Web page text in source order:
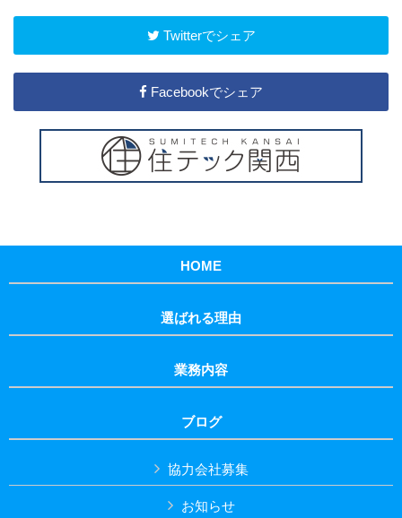
Twitterでシェア
Facebookでシェア
HOME
選ばれる理由
業務内容
ブログ
協力会社募集
お知らせ